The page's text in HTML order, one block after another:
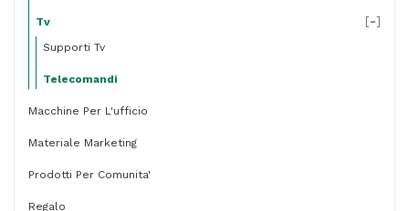
Tv
Supporti Tv
Telecomandi
[-]
Macchine Per L'ufficio
Materiale Marketing
Prodotti Per Comunita'
Regalo